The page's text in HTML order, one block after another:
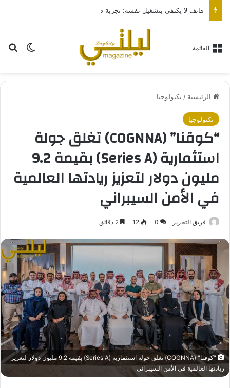
الوضع القائمة
الرئيسية /تكنولوجيا
تكنولوجيا
“كوقنا” (COGNNA) تغلق جولة
استثمارية (Series A) بقيمة 9.2
مليون دولار لتعزيز ريادتها العالمية
في الأمن السيبراني
فريق التحرير 0
12
"كوقنا" (COGNNA) تغلق جولة استثمارية (Series A) بقيمة 9.2 مليون دولار لتعزيز
ريادتها العالمية في الأمن السيبراني